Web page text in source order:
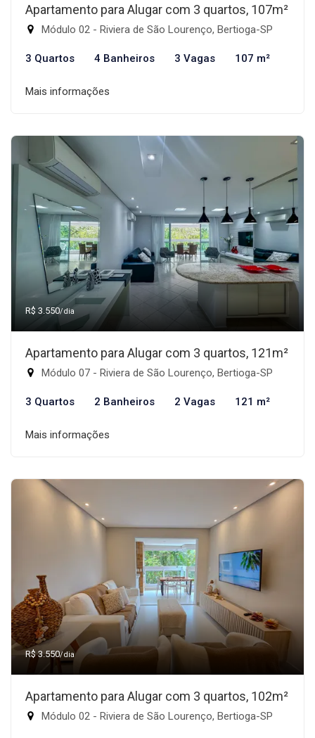
Apartamento para Alugar com 3 quartos, 107m²
Módulo 02 - Riviera de São Lourenço, Bertioga-SP
3 Quartos 4 Banheiros 3 Vagas 107 m²
Mais informações
R$ 3.550/dia
Apartamento para Alugar com 3 quartos, 121m²
Módulo 07 - Riviera de São Lourenço, Bertioga-SP
3 Quartos 2 Banheiros 2 Vagas 121 m²
Mais informações
R$ 3.550/dia
Apartamento para Alugar com 3 quartos, 102m²
Módulo 02 - Riviera de São Lourenço, Bertioga-SP